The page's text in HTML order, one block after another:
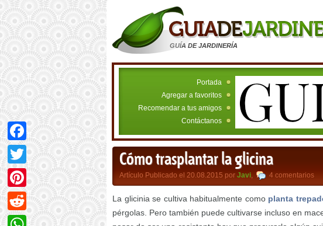
GUÍA DE JARDINERÍA
Portada
Agregar a favoritos
Recomendar a tus amigos
Contáctanos
Cómo trasplantar la glicina
Artículo Publicado el 20.08.2015 por Javi, 4 comentarios
La glicinia se cultiva habitualmente como planta
pérgolas. Pero también puede cultivarse incluso en
Facebook
Twitter
Pinterest
Reddit